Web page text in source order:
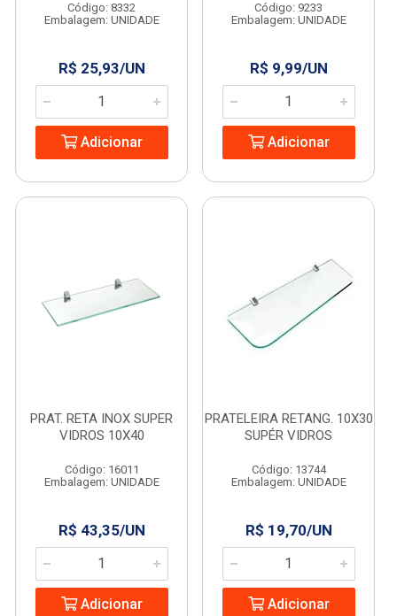
Código: 8332
Embalagem: UNIDADE
R$ 25,93/UN
Adicionar
Código: 9233
Embalagem: UNIDADE
R$ 9,99/UN
Adicionar
PRAT. RETA INOX SUPER
VIDROS 10X40
Código: 16011
Embalagem: UNIDADE
R$ 43,35/UN
Adicionar
PRATELEIRA RETANG. 10X30
SUPÉR VIDROS
Código: 13744
Embalagem: UNIDADE
R$ 19,70/UN
Adicionar